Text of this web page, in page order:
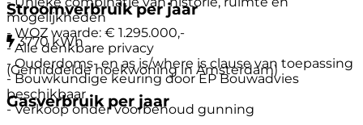
mogelijkheden
- WOZ waarde: € 1.295.000,-
- Alle denkbare privacy
- Ouderdoms- en as is/where is clause van toepassing
- Bouwkundige keuring door EP Bouwadvies
beschikbaar
- Verkoop onder voorbehoud gunning
Stroomverbruik per jaar
3770 kWh
(Gemiddelde hoekwoning in Amsterdam)
Gasverbruik per jaar